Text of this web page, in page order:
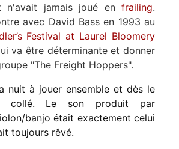
Lee and Allie Burbrink.
n'avait jamais joué en frailing.
avec David Bass en 1993 au
Festival at Laurel Bloomery
va être déterminante et donner
"The Freight Hoppers".
nuit à jouer ensemble et dès le
collé. Le son produit par
banjo était exactement celui
toujours rêvé.